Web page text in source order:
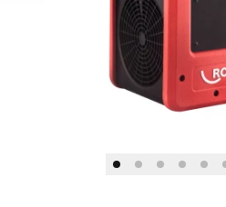
Länderauswahl
Unternehmen und Karriere